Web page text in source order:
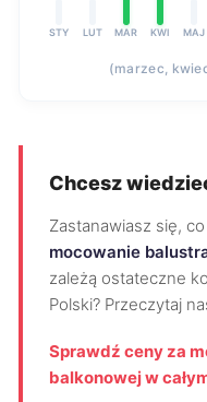
STY LUT MAR KWI MAJ
(marzec,
Chcesz
Zastanawiasz się,
mocowanie
zależą ostateczne
Polski? Przeczytaj
Sprawdź ceny za
balkonowej w